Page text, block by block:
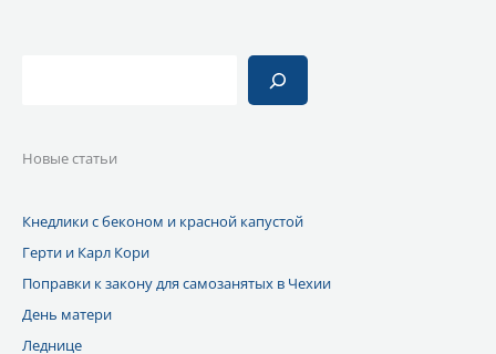
Новые статьи
Кнедлики с беконом и красной капустой
Герти и Карл Кори
Поправки к закону для самозанятых в Чехии
День матери
Леднице